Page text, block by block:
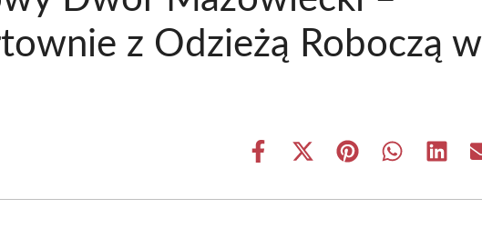
z Odzieżą Roboczą w
Share
Share
(Twitter)
Share Share Share